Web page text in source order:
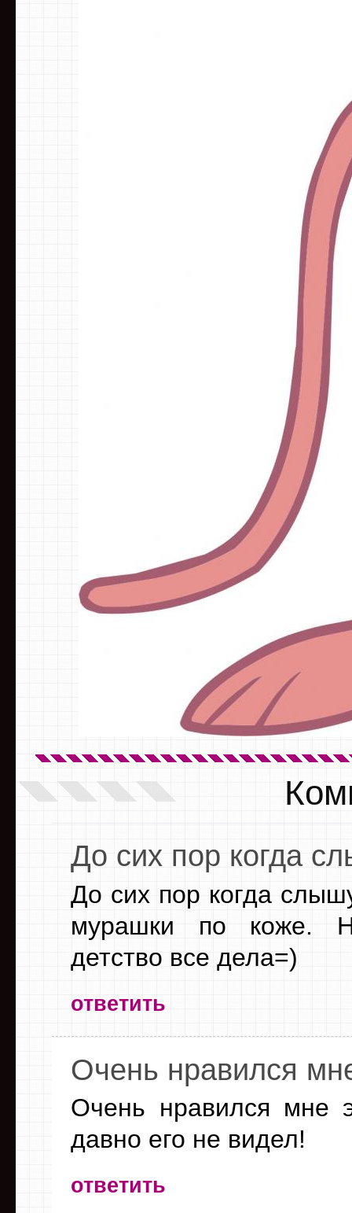
До сих пор когда
До сих пор когда
мурашки по коже.
детство все дела=)
ответить
Очень нравился
Очень нравился мне
давно его не видел!
ответить